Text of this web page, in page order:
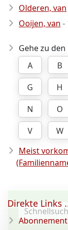
Olderen, van
Ooijen, van -
Gehe zu
A
B
G
H
N
O
V
W
Meist
Direkte Links
Abonnement